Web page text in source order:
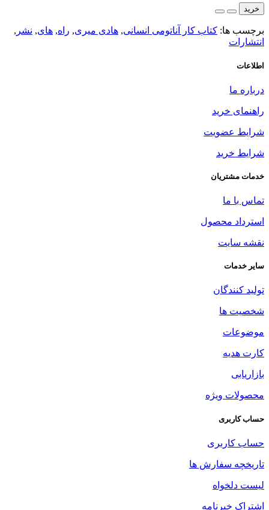
خرید
برچسب ها: کتاب کار آناتومی انسانی, هادی میری, راه, های, نشر ,
انتشارات
اطلاعات
درباره ما
راهنمای خرید
شرایط عضویت
شرایط خرید
خدمات مشتریان
تماس با ما
استرداد محصول
نقشه سایت
سایر خدمات
تولید کنندگان
شخصیت ها
موضوعات
کارت هدیه
بازاریابی
محصولات ویژه
حساب کاربری
حساب کاربری
تاریخچه سفارش ها
لیست دلخواه
اشتراک خبرنامه